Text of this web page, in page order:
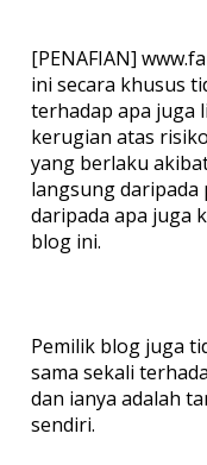
[PENAFIAN]
ini secara khusus
terhadap apa juga
kerugian atas
yang berlaku
langsung daripada
daripada apa juga
blog ini.
Pemilik blog juga
sama sekali
dan ianya adalah
sendiri.